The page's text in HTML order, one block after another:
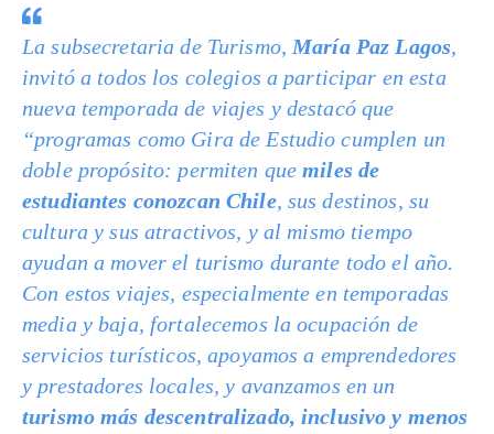
La subsecretaria de Turismo, María Paz Lagos,
invitó a todos los colegios a participar en esta
nueva temporada de viajes y destacó que
“programas como Gira de Estudio cumplen un
doble propósito: permiten quemiles de
estudiantes conozcan Chile, sus destinos, su
cultura y sus atractivos, y al mismo tiempo
ayudan a mover el turismo durante todo el año.
Con estos viajes, especialmente en temporadas
media y baja, fortalecemos la ocupación de
servicios turísticos, apoyamos a emprendedores
y prestadores locales, y avanzamos en un
turismo más descentralizado, inclusivo y menos